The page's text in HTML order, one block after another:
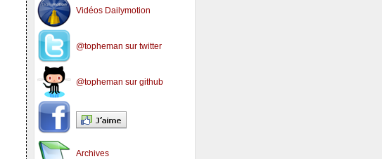
Vidéos Dailymotion
@topheman sur twitter
@topheman sur github
Archives